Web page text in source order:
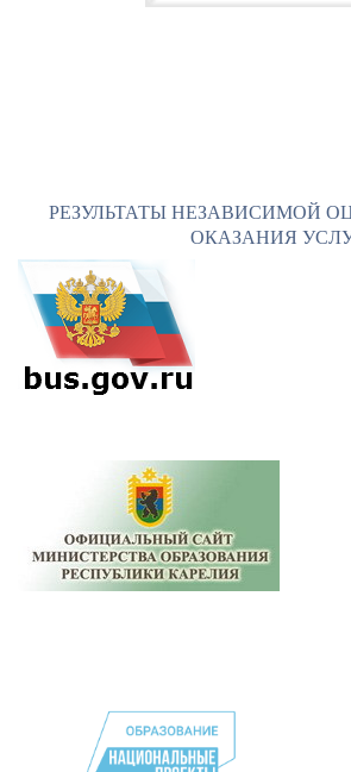
РЕЗУЛЬТАТЫ НЕЗАВИСИМОЙ
ОКАЗАНИЯ